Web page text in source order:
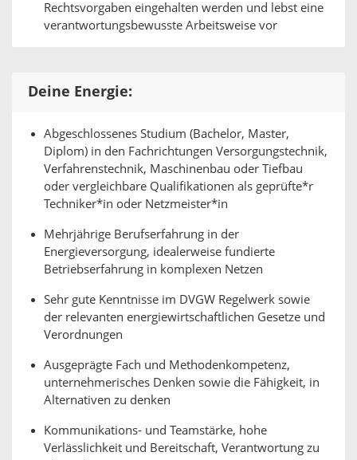
Rechtsvorgaben eingehalten werden und lebst eine
verantwortungsbewusste Arbeitsweise vor
Deine Energie:
Abgeschlossenes Studium (Bachelor, Master,
Diplom) in den Fachrichtungen Versorgungstechnik,
Verfahrenstechnik, Maschinenbau oder Tiefbau
oder vergleichbare Qualifikationen als geprüfte*r
Techniker*in oder Netzmeister*in
Mehrjährige Berufserfahrung in der
Energieversorgung, idealerweise fundierte
Betriebserfahrung in komplexen Netzen
Sehr gute Kenntnisse im DVGW Regelwerk sowie
der relevanten energiewirtschaftlichen Gesetze und
Verordnungen
Ausgeprägte Fach und Methodenkompetenz,
unternehmerisches Denken sowie die Fähigkeit, in
Alternativen zu denken
Kommunikations- und Teamstärke, hohe
Verlässlichkeit und Bereitschaft, Verantwortung zu